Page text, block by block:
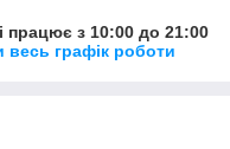
працює з 10:00 до 21:00
весь графік роботи